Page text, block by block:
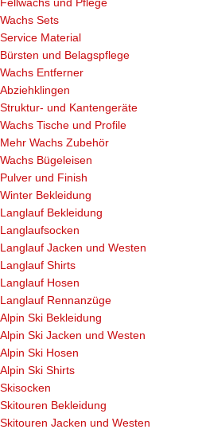
Fellwachs und Pflege
Wachs Sets
Service Material
Bürsten und Belagspflege
Wachs Entferner
Abziehklingen
Struktur- und Kantengeräte
Wachs Tische und Profile
Mehr Wachs Zubehör
Wachs Bügeleisen
Pulver und Finish
Winter Bekleidung
Langlauf Bekleidung
Langlaufsocken
Langlauf Jacken und Westen
Langlauf Shirts
Langlauf Hosen
Langlauf Rennanzüge
Alpin Ski Bekleidung
Alpin Ski Jacken und Westen
Alpin Ski Hosen
Alpin Ski Shirts
Skisocken
Skitouren Bekleidung
Skitouren Jacken und Westen